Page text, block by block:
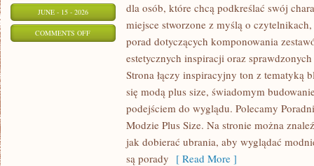
JUNE - 15 - 2026
COMMENTS OFFON
dla osób, które chcą podkreślać swój
miejsce stworzone z myślą o
porad dotyczących komponowania
estetycznych inspiracji oraz
Strona łączy inspiracyjny ton z tematyką
się modą plus size, świadomym
podejściem do wyglądu. Polecamy
Modzie Plus Size. Na stronie można
jak dobierać ubrania, aby wyglądać
są porady [ Read More ]